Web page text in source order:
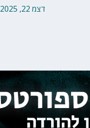
דצמ 22, 2025